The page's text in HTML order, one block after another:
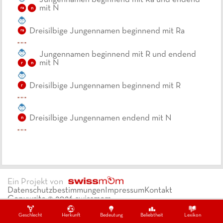
Geschlecht Herkunft Bedeutung Beliebtheit Lexikon
ra n
mit N
ra Dreisilbige Jungennamen beginnend mit Ra
r n
Jungennamen beginnend mit R und endend
mit N
r Dreisilbige Jungennamen beginnend mit R
n Dreisilbige Jungennamen endend mit N
Ein Projekt von
DatenschutzbestimmungenImpressumKontakt
Copywrite ©2026swissmom